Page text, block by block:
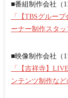
■番組制作会社（
「【TBSグルー
ーナー制作スタッ
■映像制作会社（
「【吉祥寺】
ンテンツ制作など